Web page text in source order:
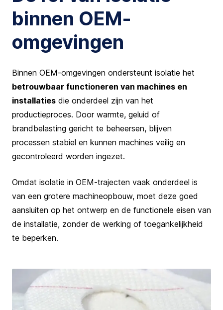
binnen OEM-
omgevingen
Binnen OEM-omgevingen ondersteunt isolatie het
betrouwbaar functioneren van machines en
installaties die onderdeel zijn van het
productieproces. Door warmte, geluid of
brandbelasting gericht te beheersen, blijven
processen stabiel en kunnen machines veilig en
gecontroleerd worden ingezet.
Omdat isolatie in OEM-trajecten vaak onderdeel is
van een grotere machineopbouw, moet deze goed
aansluiten op het ontwerp en de functionele eisen van
de installatie, zonder de werking of toegankelijkheid
te beperken.